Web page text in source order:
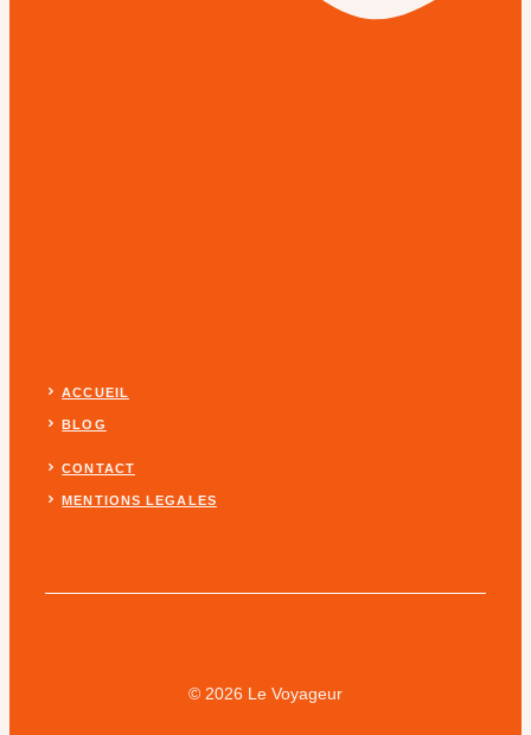
ACCUEIL
BLOG
CONTACT
MENTIONS LEGALES
© 2026 Le Voyageur